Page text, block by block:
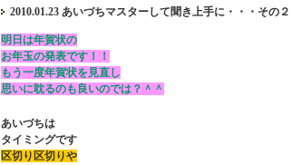
2010.01.23 あいづちマスターして聞き上手に・・・その２
明日は年賀状の
お年玉の発表です！！
もう一度年賀状を見直し
思いに耽るのも良いのでは？＾＾
あいづちは
タイミングです
区切り区切りや